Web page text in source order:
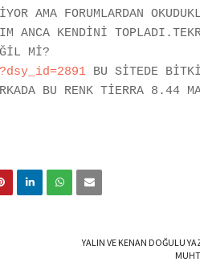
AMA FORUMLARDAN
ANCA KENDİNİ
Mİ?
BU SİTEDE
BU RENK TİERRA 8.44
YALIN VE KENAN DOĞULU